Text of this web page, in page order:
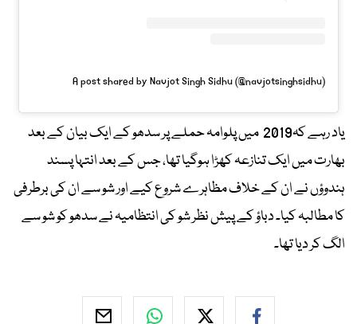
A post shared by Navjot Singh Sidhu (@navjotsinghsidhu)
یاد رہے کہ2019 میں پلوامہ حملے پر سدھو کے ایک بیان کے بعد
بھارت میں ایک تنازعہ کھڑا ہوگیا تھا، جس کے بعد انتہا پسند
ہندوؤں نے ان کے خلاف مظاہرے شروع کیے اور شو سے ان کی برطرفی
کا مطالبہ کیا۔ دباؤ کے پیش نظر شو کی انتظامیہ نے سدھو کو شو سے
الگ کر دیا تھا۔